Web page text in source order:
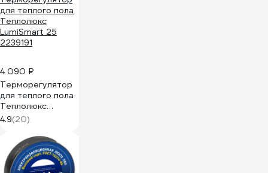
4 090 ₽
Терморегулятор
для теплого пола
Теплолюкс
LumiSmart 25
2239191
4.9(20)